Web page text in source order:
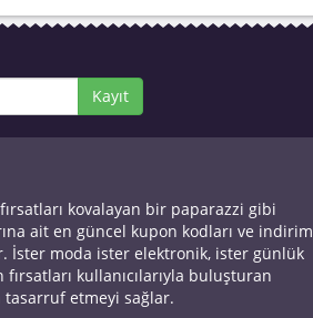
Kayıt
kovalayan bir paparazzi gibi
ait en güncel kupon kodları ve indirim
İster moda ister elektronik, ister günlük
kullanıcılarıyla buluşturan
tasarruf etmeyi sağlar.